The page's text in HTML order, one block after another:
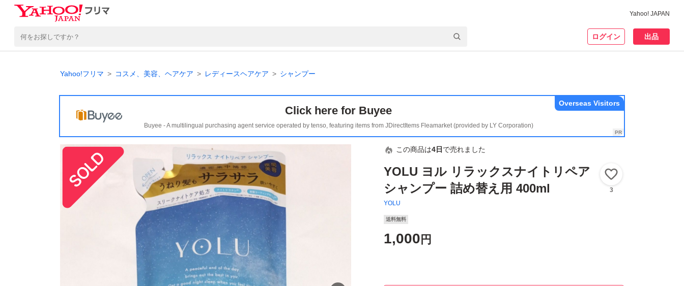
Yahoo! JAPAN
ログイン 出品
Yahoo!フリマ コスメ、美容、ヘアケア レディースヘアケア シャンプー
Click here for Buyee
Buyee - A multilingual purchasing agent service operated by tenso, featuring items from JDirectItems Fleamarket (provided by LY Corporation)
Overseas Visitors
この商品は4日 で売れました
YOLU ヨル リラックスナイトリペア
シャンプー 詰め替え用 400ml
YOLU
3
送料無料
1,000 円